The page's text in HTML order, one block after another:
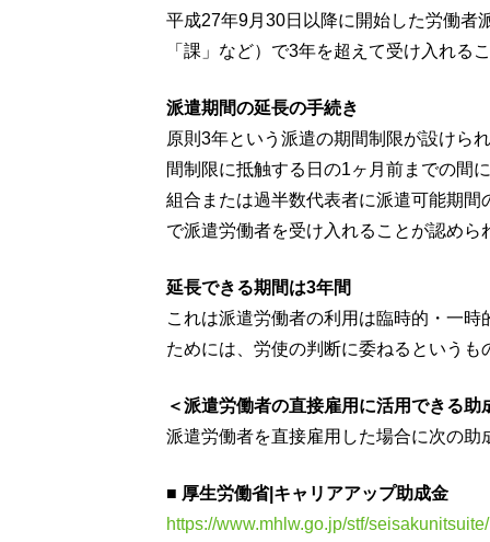
平成27年9月30日以降に開始した労働者
「課」など）で3年を超えて受け入れる
派遣期間の延長の手続き
原則3年という派遣の期間制限が設けら
間制限に抵触する日の1ヶ月前までの間
組合または過半数代表者に派遣可能期
で派遣労働者を受け入れることが認めら
延長できる期間は3年間
これは派遣労働者の利用は臨時的・一
ためには、労使の判断に委ねるというも
＜派遣労働者の直接雇用に活用できる助
派遣労働者を直接雇用した場合に次の助
■ 厚生労働省|キャリアアップ助成金
https://www.mhlw.go.jp/stf/